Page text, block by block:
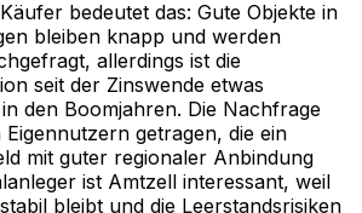
bedeutet das: Gute Objekte in
bleiben knapp und werden
allerdings ist die
seit der Zinswende etwas
den Boomjahren. Die Nachfrage
getragen, die ein
mit guter regionaler Anbindung
ist Amtzell interessant, weil
bleibt und die Leerstandsrisiken